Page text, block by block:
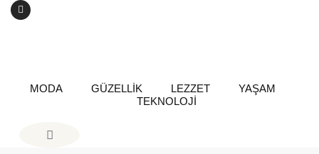
MODA GÜZELLİK LEZZET
YAŞAM
TEKNOLOJİ